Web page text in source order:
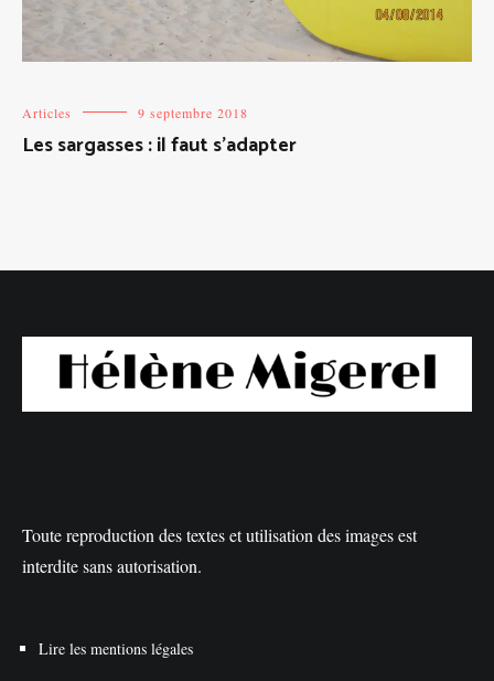
Articles 9 septembre 2018
Les sargasses : il faut s’adapter
Toute reproduction des textes et utilisation des images est
interdite sans autorisation.
Lire les mentions légales